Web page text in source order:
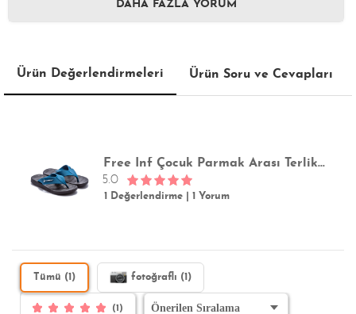
DAHA FAZLA YORUM
Ürün Değerlendirmeleri Ürün Soru ve Cevapları
Free Inf Çocuk Parmak Arası Terlik Mavi 30/38
5.0
1 Değerlendirme 1 Yorum
Tümü (1) fotoğraflı (1)
(1)